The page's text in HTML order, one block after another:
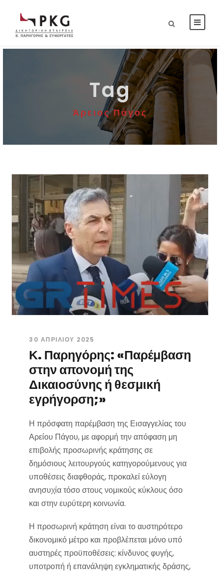
Tag
Άρειος Πάγος
30 ΑΠΡΙΛΊΟΥ 2025
Κ. Παρηγόρης: «Παρέμβαση
στην απονομή της
Δικαιοσύνης ή θεσμική
εγρήγορση;»
Η πρόσφατη παρέμβαση της Εισαγγελίας του
Αρείου Πάγου, με αφορμή την απόφαση μη
επιβολής προσωρινής κράτησης σε
δημόσιους λειτουργούς κατηγορούμενους για
υποθέσεις διαφθοράς, προκαλεί εύλογη
ανησυχία τόσο στους νομικούς κύκλους όσο
και στην ευρύτερη κοινωνία.
Η προσωρινή κράτηση είναι το αυστηρότερο
δικονομικό μέτρο και προβλέπεται μόνο υπό
αυστηρές προϋποθέσεις: κίνδυνος φυγής,
υποτροπή ή επανάληψη εγκληματικής δράσης,